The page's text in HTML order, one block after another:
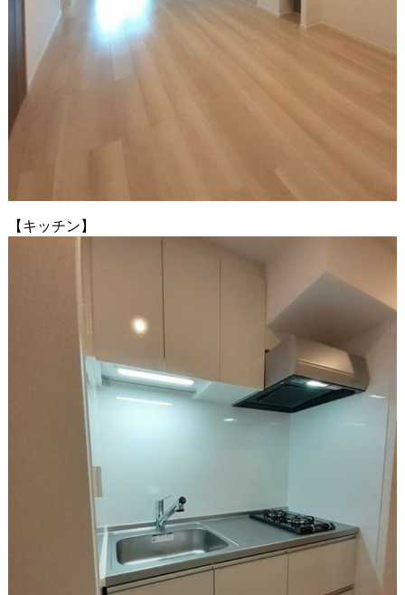
【キッチン】